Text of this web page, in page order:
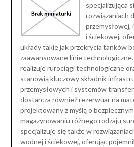
specjalizująca
rozwiązaniach
i ściekowej,
układy takie jak przekrycia tanków
zaawansowane linie
realizuje rurociągi technologiczne
stanowią kluczowy składnik
przemysłowych i systemów
dostarcza również rezerwuar na
projektowany z myślą o
magazynowaniu różnego rodzaju
specjalizuje się także w
wodnej i ściekowej, oferując